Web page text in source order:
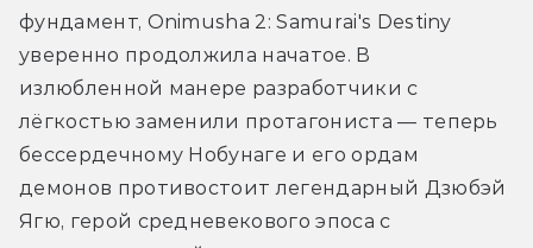
фундамент, Onimusha 2: Samurai's Destiny
уверенно продолжила начатое. В
излюбленной манере разработчики с
лёгкостью заменили протагониста — теперь
бессердечному Нобунаге и его ордам
демонов противостоит легендарный Дзюбэй
Ягю, герой средневекового эпоса с